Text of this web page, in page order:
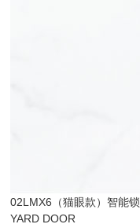
02LMX6（猫眼款）智能锁
YARD DOOR